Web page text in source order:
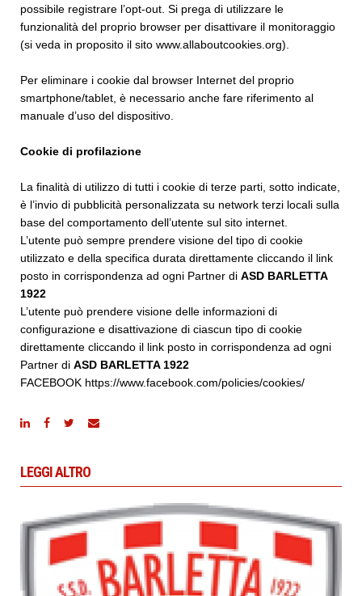
possibile registrare l’opt-out. Si prega di utilizzare le
funzionalità del proprio browser per disattivare il monitoraggio
(si veda in proposito il sito www.allaboutcookies.org).
Per eliminare i cookie dal browser Internet del proprio
smartphone/tablet, è necessario anche fare riferimento al
manuale d’uso del dispositivo.
Cookie di profilazione
La finalità di utilizzo di tutti i cookie di terze parti, sotto indicate,
è l’invio di pubblicità personalizzata su network terzi locali sulla
base del comportamento dell’utente sul sito internet.
L’utente può sempre prendere visione del tipo di cookie
utilizzato e della specifica durata direttamente cliccando il link
posto in corrispondenza ad ogni Partner di ASD BARLETTA
1922
L’utente può prendere visione delle informazioni di
configurazione e disattivazione di ciascun tipo di cookie
direttamente cliccando il link posto in corrispondenza ad ogni
Partner di ASD BARLETTA 1922
FACEBOOK https://www.facebook.com/policies/cookies/
LEGGI ALTRO